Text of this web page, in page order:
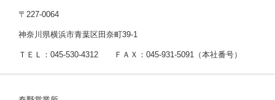
〒227-0064
神奈川県横浜市青葉区田奈町39-1
ＴＥＬ：045-530-4312 ＦＡＸ：045-931-5091（本社番号）